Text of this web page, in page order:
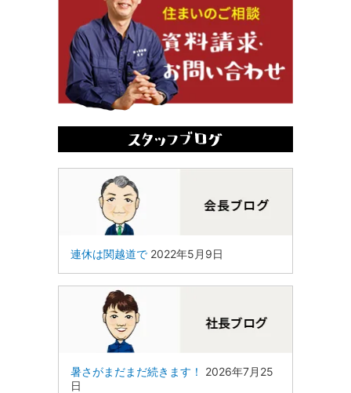
連休は関越道で 2022年5月9日
暑さがまだまだ続きます！
2026年7月25
日